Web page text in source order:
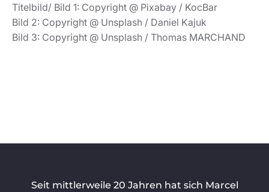
Titelbild/ Bild 1: Copyright @ Pixabay / KocBar
Bild 2: Copyright @ Unsplash / Daniel Kajuk
Bild 3: Copyright @ Unsplash / Thomas MARCHAND
Seit mittlerweile 20 Jahren hat sich Marcel